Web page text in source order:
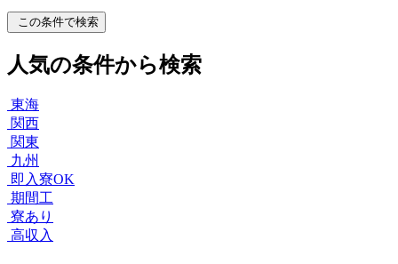
この条件で検索
人気の条件から検索
東海
関西
関東
九州
即入寮OK
期間工
寮あり
高収入